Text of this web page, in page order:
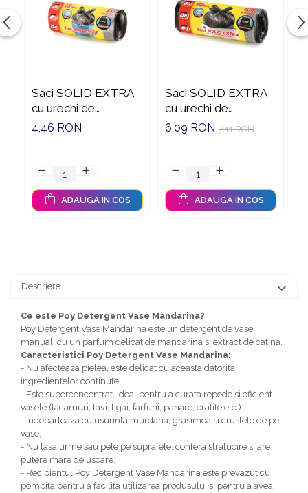
Saci SOLID EXTRA
cu urechi de
prindere, 35L, negru,
4,46 RON
ADAUGA IN COS
Saci SOLID EXTRA
cu urechi de
prindere, 60L, negru,
7,11 RON
6,09 RON
ADAUGA IN COS
Descriere
Ce este Poy Detergent Vase Mandarina?
Poy Detergent Vase Mandarina este un detergent de vase
manual, cu un parfum delicat de mandarina si extract de catina.
Caracteristici Poy Detergent Vase Mandarina:
- Nu afecteaza pielea, este delicat cu aceasta datorita
ingredientelor continute.
- Este superconcentrat, ideal pentru a curata repede si eficient
vasele (tacamuri, tavi, tigai, farfurii, pahare, cratite etc.).
- Indeparteaza cu usurinta murdaria, grasimea si crustele de pe
vase.
- Nu lasa urme sau pete pe suprafete, confera stralucire si are
putere mare de uscare.
- Recipientul Poy Detergent Vase Mandarina este prevazut cu
pompita pentru a facilita utilizarea produsului si pentru a avea